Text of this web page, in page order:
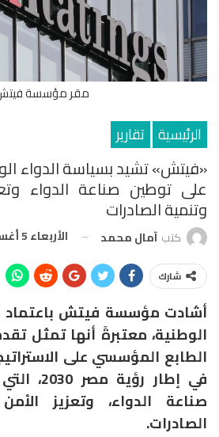
مقر مؤسسة
الرئيسية تقارير
«فيتش» تشيد بسياسة الدواء
على توطين صناعة الدواء
وتنمية الصادرات
كتب آمال محمد الأربعاء 5 أغسطس, 2026 9:59 م
شارك
أشادت مؤسسة فيتش باعتماد
الوطنية، معتبرةً أنها تمثل
الطابع المؤسسي على
في إطار
صناعة الدواء، وتعزيز
الصادرات.